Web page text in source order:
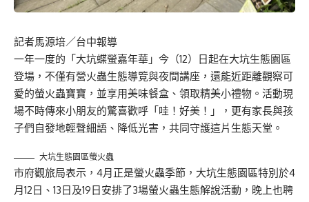
記者馬源培／台中報導
一年一度的「大坑蝶螢嘉年華」今（12）日起在大坑生態園區
登場，不僅有營火蟲生態導覽與夜間講座，還能近距離觀察可
愛的螢火蟲寶寶，並享用美味餐盒、領取精美小禮物。活動現
場不時傳來小朋友的驚喜歡呼「哇！好美！」，更有家長與孩
子們自發地輕聲細語、降低光害，共同守護這片生態天堂。
大坑生態園區螢火蟲
市府觀旅局表示，4月正是螢火蟲季節，大坑生態園區特別於4
月12日、13日及19日安排了3場螢火蟲生態解說活動，晚上也聘